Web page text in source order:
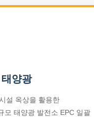
양광
설 옥상을 활용한
모 태양광 발전소 EPC 일괄